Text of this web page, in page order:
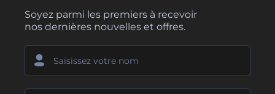
Soyez parmi les premiers à recevoir
nos dernières nouvelles et offres.